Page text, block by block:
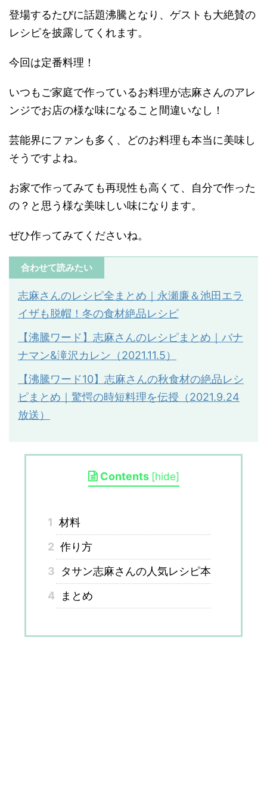
登場するたびに話題沸騰となり、ゲストも大絶賛の
レシピを披露してくれます。
今回は定番料理！
いつもご家庭で作っているお料理が志麻さんのアレ
ンジでお店の様な味になること間違いなし！
芸能界にファンも多く、どのお料理も本当に美味し
そうですよね。
お家で作ってみても再現性も高くて、自分で作った
の？と思う様な美味しい味になります。
ぜひ作ってみてくださいね。
合わせて読みたい
志麻さんのレシピ全まとめ｜永瀬廉＆池田エラ
イザも脱帽！冬の食材絶品レシピ
【沸騰ワード】志麻さんのレシピまとめ｜バナ
ナマン&滝沢カレン（2021.11.5）
【沸騰ワード10】志麻さんの秋食材の絶品レシ
ピまとめ｜驚愕の時短料理を伝授（2021.9.24
放送）
Contents [hide]
1 材料
2 作り方
3
タサン志麻さんの人気レシピ本
4
まとめ